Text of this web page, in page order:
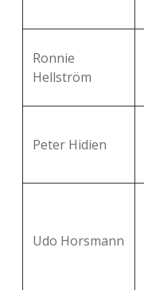
Ronnie
Hellström
Peter Hidien
Udo Horsmann